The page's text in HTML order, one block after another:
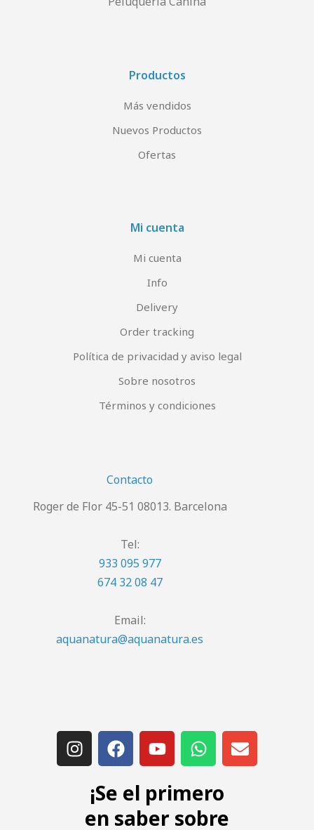
Productos
Más vendidos
Nuevos Productos
Ofertas
Mi cuenta
Mi cuenta
Info
Delivery
Order tracking
Política de privacidad y aviso legal
Sobre nosotros
Términos y condiciones
Contacto
Roger de Flor 45-51 08013. Barcelona
Tel:
933 095 977
674 32 08 47
Email:
aquanatura@aquanatura.es
¡Se el primero
en saber sobre